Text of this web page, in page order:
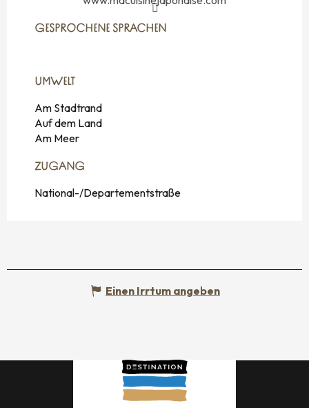
GESPROCHENE SPRACHEN
GESPROCHENE SPRACHEN
UMWELT
UMWELT
Am Stadtrand
Auf dem Land
Am Meer
ZUGANG
ZUGANG
National-/Departementstraße
Einen Irrtum angeben